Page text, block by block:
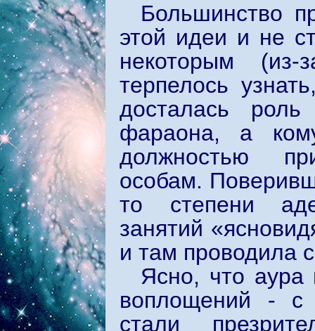
Большинство
этой идеи и не
некоторым
терпелось
досталась
фараона, а
должностью
особам.
то степени
занятий
и там проводила
Ясно, что аура
воплощений - с
стали